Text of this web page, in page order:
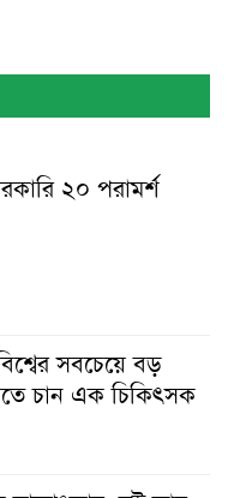
২০ পরামর্শ
সবচেয়ে বড়
চান এক চিকিৎসক